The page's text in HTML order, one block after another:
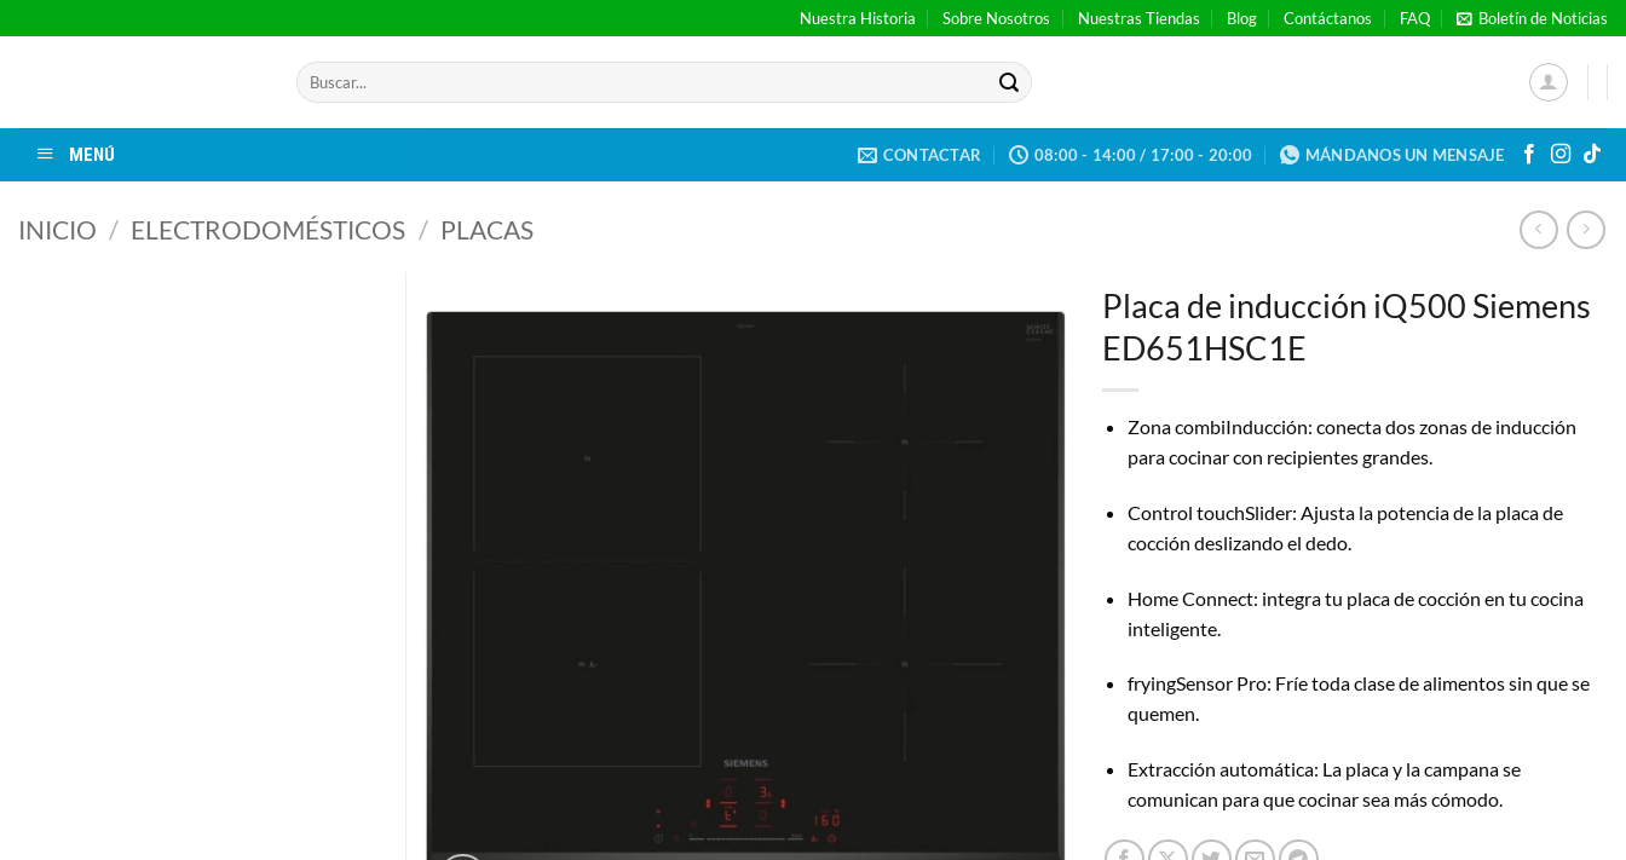
al
Nuestra Historia Sobre Nosotros Nuestras Tiendas Blog Contáctanos FAQ Boletín de Noticias
Buscar
por:
MENÚ CONTACTAR 08:00 - 14:00 / 17:00 - 20:00 MÁNDANOS UN MENSAJE
INICIO / ELECTRODOMÉSTICOS / PLACAS
Placa de inducción iQ500 Siemens
ED651HSC1E
Zona combiInducción: conecta dos zonas de inducción
para cocinar con recipientes grandes.
Control touchSlider: Ajusta la potencia de la placa de
cocción deslizando el dedo.
Home Connect: integra tu placa de cocción en tu cocina
inteligente.
fryingSensor Pro: Fríe toda clase de alimentos sin que se
quemen.
Extracción automática: La placa y la campana se
comunican para que cocinar sea más cómodo.